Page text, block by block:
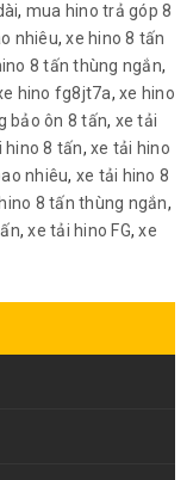
, mua hino trả góp 8
nhiêu,xe hino 8 tấn
8 tấn thùng ngắn,
hino fg8jt7a, xe hino
bảo ôn 8 tấn, xe tải
hino 8 tấn, xe tải hino
nhiêu, xe tải hino 8
8 tấn thùng ngắn,
,xe tải hino FG,xe